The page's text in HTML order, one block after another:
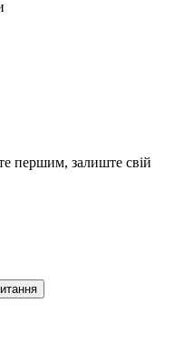
першим, залиште свій